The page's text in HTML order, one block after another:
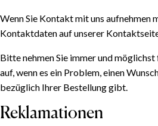
Wenn Sie Kontakt mit uns aufnehmen
Kontaktdaten auf unserer
Bitte nehmen Sie immer und
auf, wenn es ein Problem, einen
bezüglich Ihrer Bestellung gibt.
Reklamationen